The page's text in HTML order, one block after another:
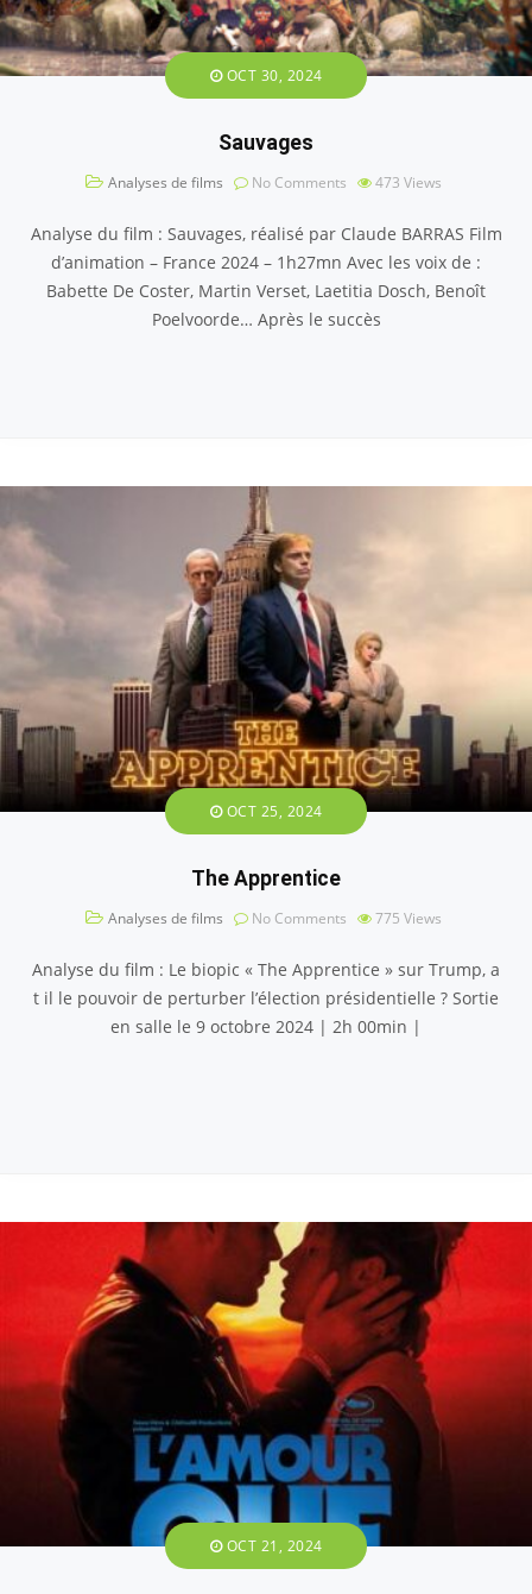
OCT 30, 2024
Sauvages
Analyses de films No Comments 473 Views
Analyse du film : Sauvages, réalisé par Claude BARRAS Film
d’animation – France 2024 – 1h27mn Avec les voix de :
Babette De Coster, Martin Verset, Laetitia Dosch, Benoît
Poelvoorde… Après le succès
OCT 25, 2024
The Apprentice
Analyses de films No Comments 775 Views
Analyse du film : Le biopic « The Apprentice » sur Trump, a
t il le pouvoir de perturber l’élection présidentielle ? Sortie
en salle le 9 octobre 2024 | 2h 00min |
OCT 21, 2024